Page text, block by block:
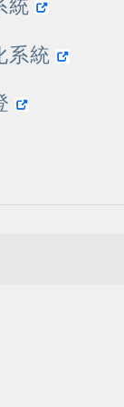
統
系統